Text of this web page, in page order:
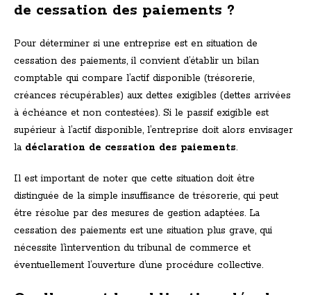
de cessation des paiements ?
Pour déterminer si une entreprise est en situation de
cessation des paiements, il convient d’établir un bilan
comptable qui compare l’actif disponible (trésorerie,
créances récupérables) aux dettes exigibles (dettes arrivées
à échéance et non contestées). Si le passif exigible est
supérieur à l’actif disponible, l’entreprise doit alors envisager
la déclaration de cessation des paiements.
Il est important de noter que cette situation doit être
distinguée de la simple insuffisance de trésorerie, qui peut
être résolue par des mesures de gestion adaptées. La
cessation des paiements est une situation plus grave, qui
nécessite l’intervention du tribunal de commerce et
éventuellement l’ouverture d’une procédure collective.